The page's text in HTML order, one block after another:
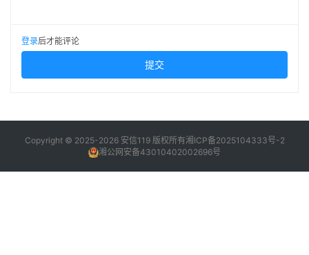
登录后才能评论
提交
Copyright © 2025-2026 安信119 版权所有湘ICP备2025104333号-2
湘公网安备43010402002696号